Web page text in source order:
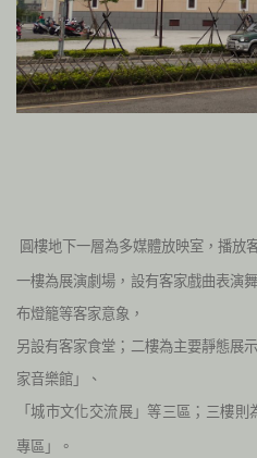
圓樓地下一層為多媒體放映室，播放
一樓為展演劇場，設有客家戲曲表演
布燈籠等客家意象，
另設有客家食堂；二樓為主要靜態展
家音樂館」、
「城市文化交流展」等三區；三樓則
專區」。